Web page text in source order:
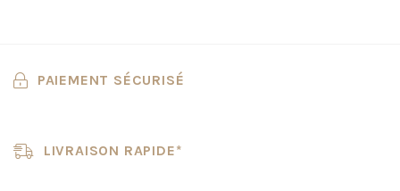
PAIEMENT SÉCURISÉ
LIVRAISON RAPIDE*